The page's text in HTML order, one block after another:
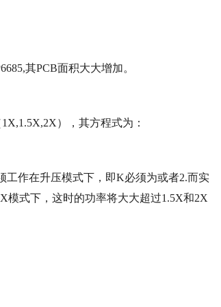
其PCB面积大大增加。
），其方程式为：
作在升压模式下，即K必须为或者2.而实
模式下，这时的功率将大大超过1.5X和2X